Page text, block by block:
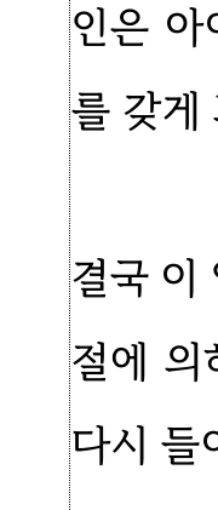
인은
를 갖게
결국 이
절에
다시 들